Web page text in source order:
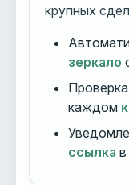
крупных
зеркало
каждом
ссылка